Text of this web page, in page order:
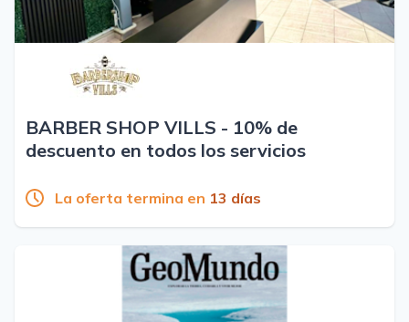
BARBER SHOP VILLS - 10% de
descuento en todos los servicios
La oferta termina en 13 días